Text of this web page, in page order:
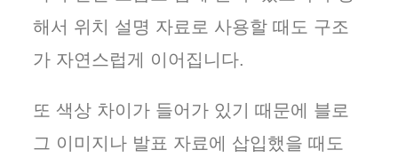
해서 위치 설명 자료로 사용할 때도 구조
가 자연스럽게 이어집니다.
또 색상 차이가 들어가 있기 때문에 블로
그 이미지나 발표 자료에 삽입했을 때도